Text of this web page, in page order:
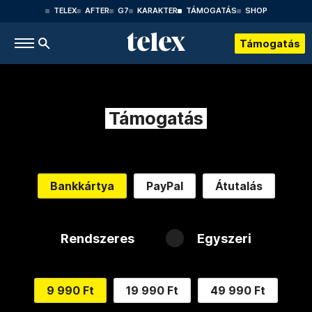
TELEX AFTER G7 KARAKTER TÁMOGATÁS SHOP
Támogatás
Támogatás
Bankkártya PayPal Átutalás
Rendszeres Egyszeri
9 990 Ft 19 990 Ft 49 990 Ft